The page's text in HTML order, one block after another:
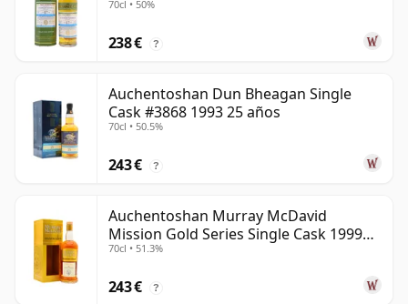
70cl • 50%
238 € ?
Auchentoshan Dun Bheagan Single
Cask #3868 1993 25 años
70cl • 50.5%
243 € ?
Auchentoshan Murray McDavid
Mission Gold Series Single Cask 1999
24 años
70cl • 51.3%
243 € ?